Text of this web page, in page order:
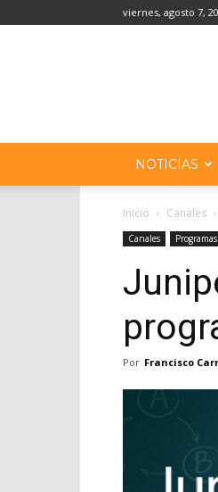
viernes, agosto 7,
NOTICIAS
Inicio Canales
Canales
Por Francisco